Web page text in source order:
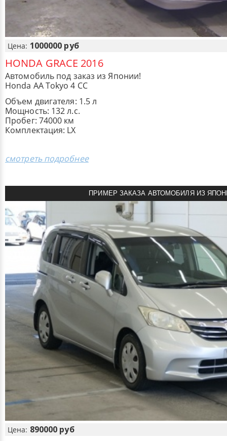
Цена: 1000000 руб
HONDA GRACE 2016
Автомобиль под заказ из Японии!
Honda AA Tokyo 4 CC
Объем двигателя: 1.5 л
Мощность: 132 л.с.
Пробег: 74000 км
Комплектация: LX
смотреть подробнее
ПРИМЕР ЗАКАЗА АВТОМОБИЛЯ ИЗ
Цена: 890000 руб